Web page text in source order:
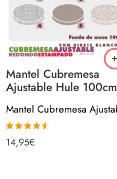
Mantel Cubremesa
Ajustable Hule 100cm
Valorado
con 4.50de
14,95€